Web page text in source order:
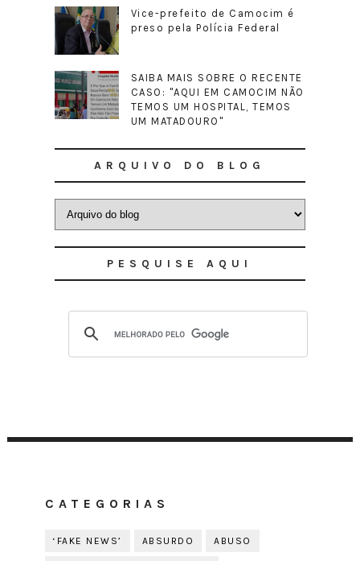
Vice-prefeito de Camocim é
preso pela Polícia Federal
SAIBA MAIS SOBRE O RECENTE
CASO: "AQUI EM CAMOCIM NÃO
TEMOS UM HOSPITAL, TEMOS
UM MATADOURO"
ARQUIVO DO BLOG
PESQUISE AQUI
CATEGORIAS
‘FAKE NEWS’ ABSURDO ABUSO